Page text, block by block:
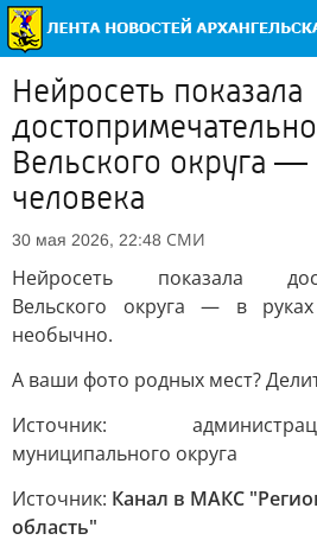
Нейросеть показала
Вельского округа —
человека
30 мая 2026, 22:48 СМИ
Нейросеть показала
Вельского округа — в
необычно.
А ваши фото родных мест?
Источник:
муниципального округа
Источник: Канал в МАКС
область"